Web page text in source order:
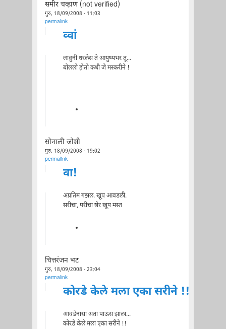
समीर चव्हाण (not verified)
गुरु, 18/09/2008 - 11:03
permalink
व्वा॑
लावुनी धरलेस ते आयुष्यभर तू...
बोललो होतो कधी जे मस्करीने !
सोनाली जोशी
गुरु, 18/09/2008 - 19:02
permalink
वा!
अप्रतिम गझल. खूप आवडली.
सरीचा, परीचा शेर खूप मस्त
चित्तरंजन भट
गुरु, 18/09/2008 - 23:04
permalink
कोरडे केले मला एका सरीने !!
आवडेनासा अता पाऊस झाला...
कोरडे केले मला एका सरीने !!